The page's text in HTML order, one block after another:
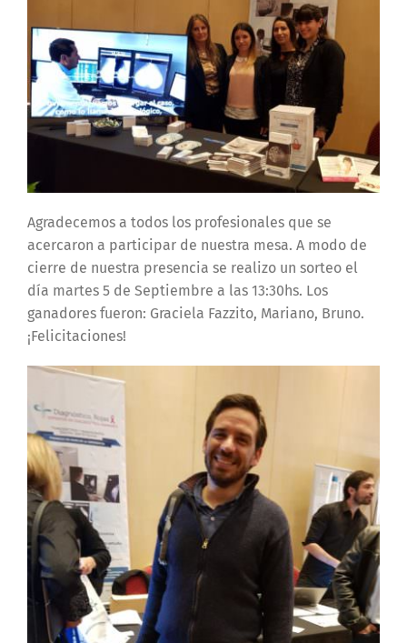
Agradecemos a todos los profesionales que se
acercaron a participar de nuestra mesa. A modo de
cierre de nuestra presencia se realizo un sorteo el
día martes 5 de Septiembre a las 13:30hs. Los
ganadores fueron: Graciela Fazzito, Mariano, Bruno.
¡Felicitaciones!